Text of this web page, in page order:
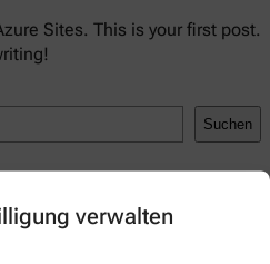
verwalten
Sites. This is your first post.
Suchen